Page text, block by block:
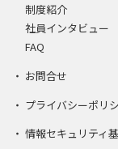
制度紹介
社員インタビュー
FAQ
お問合せ
プライバシーポリ
情報セキュリティ